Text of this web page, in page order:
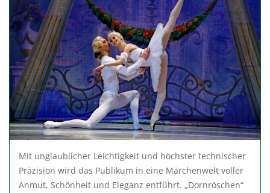
Mit unglaublicher Leichtigkeit und höchster technischer
Präzision wird das Publikum in eine Märchenwelt voller
Anmut, Schönheit und Eleganz entführt. „Dornröschen“